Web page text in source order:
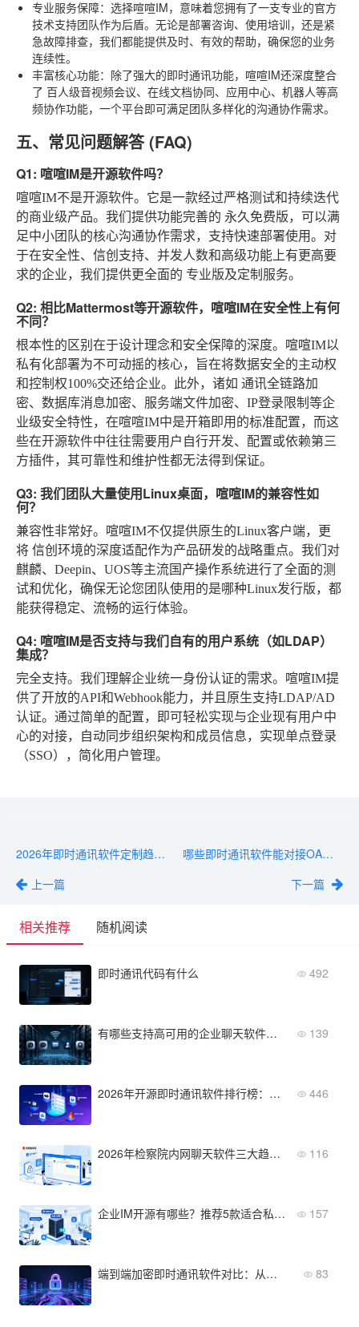
专业服务保障：选择喧喧IM，意味着您拥有了一支专业的官方
技术支持团队作为后盾。无论是部署咨询、使用培训，还是紧
急故障排查，我们都能提供及时、有效的帮助，确保您的业务
连续性。
丰富核心功能：除了强大的即时通讯功能，喧喧IM还深度整合
了 百人级音视频会议、在线文档协同、应用中心、机器人等高
频协作功能，一个平台即可满足团队多样化的沟通协作需求。
五、常见问题解答 (FAQ)
Q1: 喧喧IM是开源软件吗？
喧喧IM不是开源软件。它是一款经过严格测试和持续迭代
的商业级产品。我们提供功能完善的 永久免费版，可以满
足中小团队的核心沟通协作需求，支持快速部署使用。对
于在安全性、信创支持、并发人数和高级功能上有更高要
求的企业，我们提供更全面的 专业版及定制服务。
Q2: 相比Mattermost等开源软件，喧喧IM在安全性上有何
不同？
根本性的区别在于设计理念和安全保障的深度。喧喧IM以
私有化部署为不可动摇的核心，旨在将数据安全的主动权
和控制权100%交还给企业。此外，诸如 通讯全链路加
密、数据库消息加密、服务端文件加密、IP登录限制 等企
业级安全特性，在喧喧IM中是开箱即用的标准配置，而这
些在开源软件中往往需要用户自行开发、配置或依赖第三
方插件，其可靠性和维护性都无法得到保证。
Q3: 我们团队大量使用Linux桌面，喧喧IM的兼容性如
何？
兼容性非常好。喧喧IM不仅提供原生的Linux客户端，更
将 信创环境的深度适配作为产品研发的战略重点。我们对
麒麟、Deepin、UOS等主流国产操作系统进行了全面的测
试和优化，确保无论您团队使用的是哪种Linux发行版，都
能获得稳定、流畅的运行体验。
Q4: 喧喧IM是否支持与我们自有的用户系统（如LDAP）
集成？
完全支持。我们理解企业统一身份认证的需求。喧喧IM提
供了开放的API和Webhook能力，并且原生支持LDAP/AD
认证。通过简单的配置，即可轻松实现与企业现有用户中
心的对接，自动同步组织架构和成员信息，实现单点登录
（SSO），简化用户管理。
2026年即时通讯软件定制趋势：低代码平台降低70%开发周期
上一篇
哪些即时通讯软件能对接OA系统？推荐支持Webhook/SSO的产品
下一篇
相关推荐 随机阅读
即时通讯代码有什么 492
有哪些支持高可用的企业聊天软件？5款产品 139
2026年开源即时通讯软件排行榜：GitHub高分+社区活跃 446
2026年检察院内网聊天软件三大趋势：国产化替代、数据加密与AI集成 116
企业IM开源有哪些？推荐5款适合私有化部署的平台 157
端到端加密即时通讯软件对比：从安全性到部署成本全维度评测 83